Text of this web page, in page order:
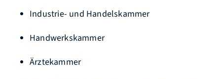
Industrie- und Handelskammer
Handwerkskammer
Ärztekammer